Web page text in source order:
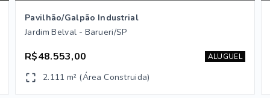
Pavilhão/Galpão Industrial
Jardim Belval - Barueri/SP
R$48.553,00 ALUGUEL
2.111 m² (Área Construida)